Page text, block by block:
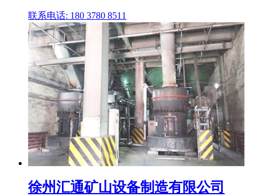
联系电话: 180 3780 8511
徐州汇通矿山设备制造有限公司